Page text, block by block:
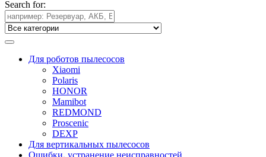
Search for:
Для роботов пылесосов
Xiaomi
Polaris
HONOR
Mamibot
REDMOND
Proscenic
DEXP
Для вертикальных пылесосов
Ошибки, устранение неисправностей